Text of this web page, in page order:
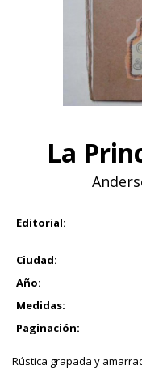
La
Editorial:
Ciudad:
Año:
Medidas:
Paginación:
Rústica grapada y